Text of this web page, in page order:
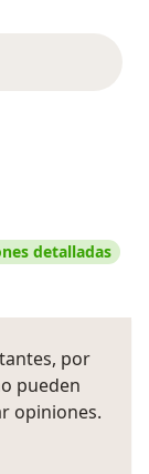
detalladas
por
pueden
opiniones.